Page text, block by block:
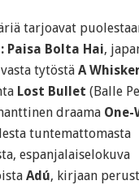
tarjoavat
Paisa Bolta Hai,
tytöstä A
Lost Bullet (Balle
draama One-
tuntemattomasta
espanjalaiselokuva
Adú, kirjaan